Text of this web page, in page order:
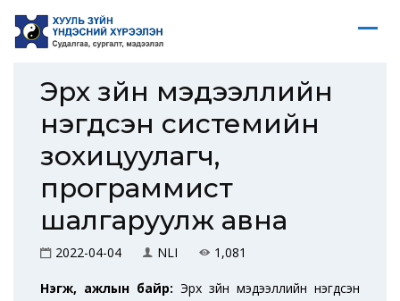
Эрх зүйн мэдээллийн
нэгдсэн системийн
зохицуулагч,
программист
шалгаруулж авна
2022-04-04 NLI 1,081
Нэгж, ажлын байр: Эрх зүйн мэдээллийн нэгдсэн